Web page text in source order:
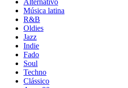
Alternativo
Música latina
R&B
Oldies
Jazz
Indie
Fado
Soul
Techno
Clássico